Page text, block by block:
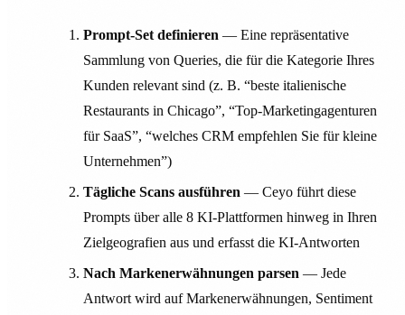
Prompt-Set definieren — Eine repräsentative
Sammlung von Queries, die für die Kategorie Ihres
Kunden relevant sind (z. B. “beste italienische
Restaurants in Chicago”, “Top-Marketingagenturen
für SaaS”, “welches CRM empfehlen Sie für kleine
Unternehmen”)
Tägliche Scans ausführen — Ceyo führt diese
Prompts über alle 8 KI-Plattformen hinweg in Ihren
Zielgeografien aus und erfasst die KI-Antworten
Nach Markenerwähnungen parsen — Jede
Antwort wird auf Markenerwähnungen, Sentiment